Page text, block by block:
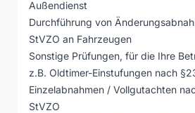
Außendienst
Durchführung von
StVZO an Fahrzeugen
Sonstige Prüfungen, für die Ihre
z.B. Oldtimer-Einstufungen nach
Einzelabnahmen / Vollgutachten
StVZO